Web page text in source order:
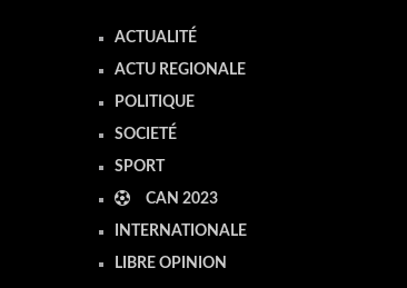
ACTUALITÉ
ACTU REGIONALE
POLITIQUE
SOCIETÉ
SPORT
CAN 2023
INTERNATIONALE
LIBRE OPINION